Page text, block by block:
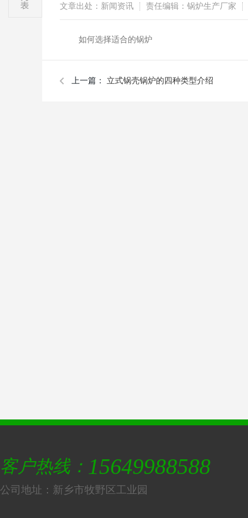
文章出处：新闻资讯 责任编辑：锅炉生产厂家
如何选择适合的锅炉
上一篇： 立式锅壳锅炉的四种类型介绍
客户热线： 15649988588
公司地址：新乡市牧野区工业园